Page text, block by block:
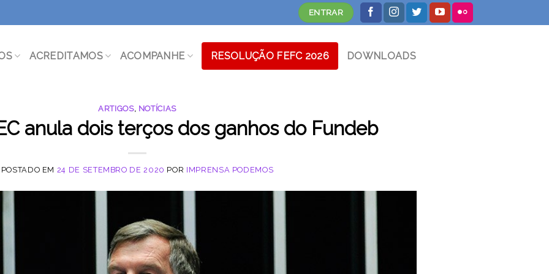
ENTRAR
ACREDITAMOS ACOMPANHE RESOLUÇÃO FEFC 2026 DOWNLOADS
ARTIGOS, NOTÍCIAS
anula dois terços dos ganhos do Fundeb
POSTADO EM 24 DE SETEMBRO DE 2020 POR IMPRENSA PODEMOS